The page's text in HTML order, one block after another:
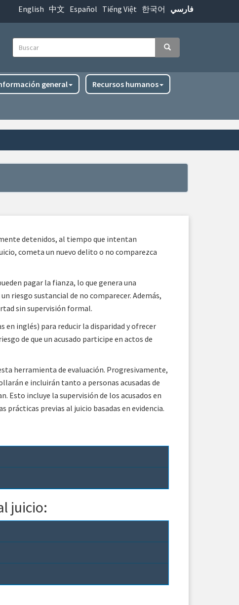
English 中文 Español Tiếng Việt 한국어 فارسي
Buscar Buscar
general Recursos humanos
detenidos, al tiempo que intentan
cometa un nuevo delito o no comparezca
pagar la fianza, lo que genera una
riesgo sustancial de no comparecer. Además,
sin supervisión formal.
en inglés) para reducir la disparidad y ofrecer
de que un acusado participe en actos de
herramienta de evaluación. Progresivamente,
e incluirán tanto a personas acusadas de
Esto incluye la supervisión de los acusados ​​en
previas al juicio basadas en evidencia.
juicio: